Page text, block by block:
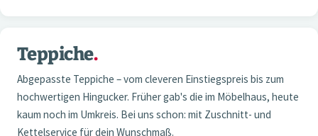
04 — TEPPICHE
Teppiche.
Abgepasste Teppiche – vom cleveren Einstiegspreis bis zum
hochwertigen Hingucker. Früher gab's die im Möbelhaus, heute
kaum noch im Umkreis. Bei uns schon: mit Zuschnitt- und
Kettelservice für dein Wunschmaß.